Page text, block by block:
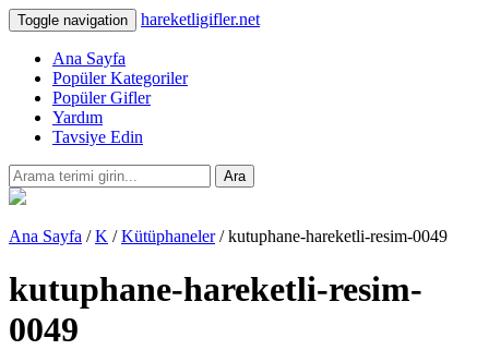
Toggle navigation hareketligifler.net
Ana Sayfa
Popüler Kategoriler
Popüler Gifler
Yardım
Tavsiye Edin
Ara
Ana Sayfa /K /Kütüphaneler/ kutuphane-hareketli-resim-0049
kutuphane-hareketli-resim-
0049